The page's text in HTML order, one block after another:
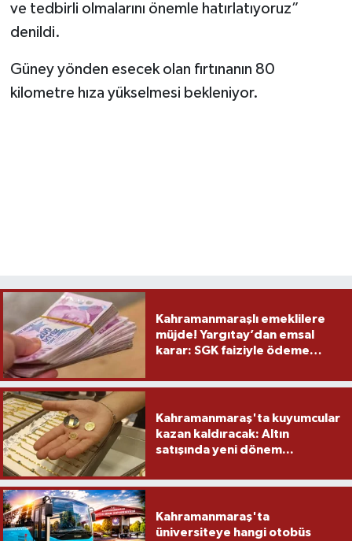
ve tedbirli olmalarını önemle hatırlatıyoruz”
denildi.
Güney yönden esecek olan fırtınanın 80
kilometre hıza yükselmesi bekleniyor.
Kahramanmaraşlı emeklilere
müjde! Yargıtay’dan emsal
karar: SGK faiziyle ödeme
Kahramanmaraş'ta kuyumcular
kazan kaldıracak: Altın
satışında yeni dönem...
Kahramanmaraş'ta
üniversiteye hangi otobüs